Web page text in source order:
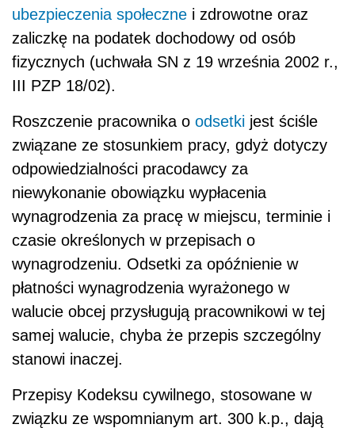
ubezpieczenia społeczne i zdrowotne oraz
zaliczkę na podatek dochodowy od osób
fizycznych (uchwała SN z 19 września 2002 r.,
III PZP 18/02).
Roszczenie pracownika o odsetki jest ściśle
związane ze stosunkiem pracy, gdyż dotyczy
odpowiedzialności pracodawcy za
niewykonanie obowiązku wypłacenia
wynagrodzenia za pracę w miejscu, terminie i
czasie określonych w przepisach o
wynagrodzeniu. Odsetki za opóźnienie w
płatności wynagrodzenia wyrażonego w
walucie obcej przysługują pracownikowi w tej
samej walucie, chyba że przepis szczególny
stanowi inaczej.
Przepisy Kodeksu cywilnego, stosowane w
związku ze wspomnianym art. 300 k.p., dają